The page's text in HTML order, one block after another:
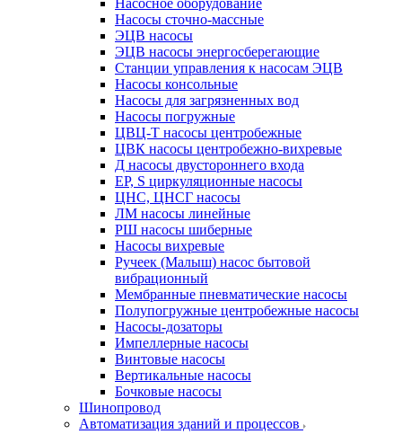
Насосное оборудование
Насосы сточно-массные
ЭЦВ насосы
ЭЦВ насосы энергосберегающие
Станции управления к насосам ЭЦВ
Насосы консольные
Насосы для загрязненных вод
Насосы погружные
ЦВЦ-Т насосы центробежные
ЦВК насосы центробежно-вихревые
Д насосы двустороннего входа
EP, S циркуляционные насосы
ЦНС, ЦНСГ насосы
ЛМ насосы линейные
РШ насосы шиберные
Насосы вихревые
Ручеек (Малыш) насос бытовой
вибрационный
Мембранные пневматические насосы
Полупогружные центробежные насосы
Насосы-дозаторы
Импеллерные насосы
Винтовые насосы
Вертикальные насосы
Бочковые насосы
Шинопровод
Автоматизация зданий и процессов